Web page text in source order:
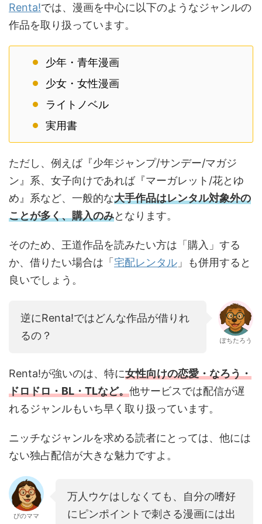
Renta!では、漫画を中心に以下のようなジャンルの
作品を取り扱っています。
少年・青年漫画
少女・女性漫画
ライトノベル
実用書
ただし、例えば『少年ジャンプ/サンデー/マガジ
ン』系、女子向けであれば『マーガレット/花とゆ
め』系など、一般的な大手作品はレンタル対象外の
ことが多く、購入のみとなります。
そのため、王道作品を読みたい方は「購入」する
か、借りたい場合は「宅配レンタル 」も併用すると
良いでしょう。
逆にRenta!ではどんな作品が借りれ
るの？
ぽちたろう
Renta!が強いのは、特に女性向けの恋愛・なろう・
ドロドロ・BL・TLなど。他サービスでは配信が遅
れるジャンルもいち早く取り扱っています。
ニッチなジャンルを求める読者にとっては、他には
ない独占配信が大きな魅力ですよ。
ぴのママ
万人ウケはしなくても、自分の嗜好
にピンポイントで刺さる漫画には出